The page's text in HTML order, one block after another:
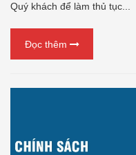
Quý khách để làm thủ tục...
Đọc thêm